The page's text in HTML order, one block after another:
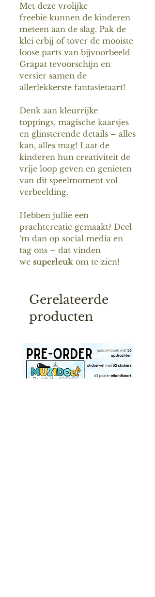
Met deze vrolijke
freebie kunnen de kinderen
meteen aan de slag. Pak de
klei erbij of tover de mooiste
loose parts van bijvoorbeeld
Grapat tevoorschijn en
versier samen de
allerlekkerste fantasietaart!
Denk aan kleurrijke
toppings, magische kaarsjes
en glinsterende details – alles
kan, alles mag! Laat de
kinderen hun creativiteit de
vrije loop geven en genieten
van dit speelmoment vol
verbeelding.
Hebben jullie een
prachtcreatie gemaakt? Deel
‘m dan op social media en
tag ons – dat vinden
we superleuk om te zien!
Gerelateerde
producten